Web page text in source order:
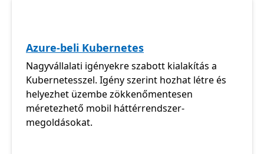
Azure-beli Kubernetes
Nagyvállalati igényekre szabott kialakítás a
Kubernetesszel. Igény szerint hozhat létre és
helyezhet üzembe zökkenőmentesen
méretezhető mobil háttérrendszer-
megoldásokat.